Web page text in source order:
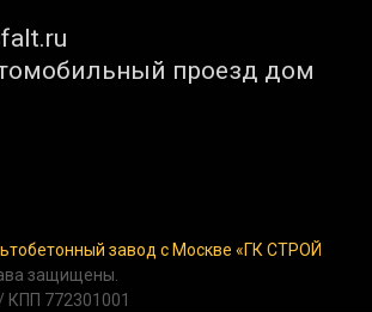
проезд дом
завод с Москве «ГК СТРОЙ
защищены.
КПП 772301001